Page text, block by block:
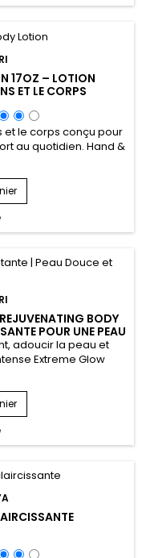
17OZ – LOTION
ET LE CORPS
et le corps conçu pour
au quotidien. Hand &
d’abricot (Prunus),
et le Cetearyl
pour leurs
Sa...
BODY
POUR UNE PEAU
adoucir la peau et
Extreme Glow
lotion corporelle
peaux en manque
karité, les vitamines
de mûrier et de